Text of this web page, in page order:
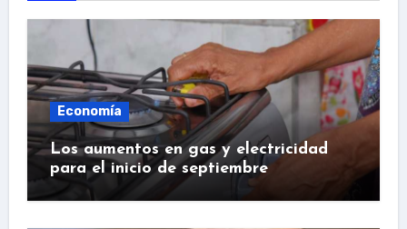
Economía
Los aumentos en gas y electricidad
para el inicio de septiembre